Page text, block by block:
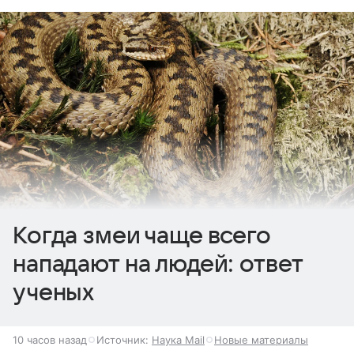
Когда змеи чаще всего
нападают на людей: ответ
ученых
10 часов назад Источник: Наука Mail Новые материалы